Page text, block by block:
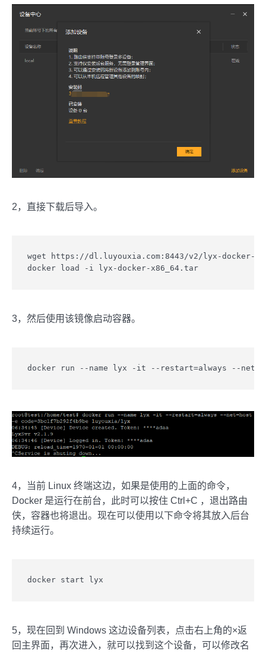
2，直接下载后导入。
wget https://dl.luyouxia.com:8443/v2/lyx-docker-
docker load -i lyx-docker-x86_64.tar
3，然后使用该镜像启动容器。
docker run --name lyx -it --restart=always --
4，当前 Linux 终端这边，如果是使用的上面的命令，
Docker 是运行在前台，此时可以按住 Ctrl+C ，退出路由
侠，容器也将退出。现在可以使用以下命令将其放入后台
持续运行。
docker start lyx
5，现在回到 Windows 这边设备列表，点击右上角的×返
回主界面，再次进入，就可以找到这个设备，可以修改名